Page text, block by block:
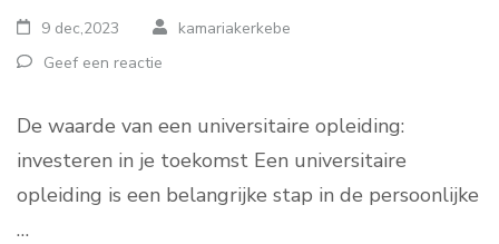
9 dec,2023
kamariakerkebe
Geef een reactie
De waarde van een universitaire opleiding:
investeren in je toekomst Een universitaire
opleiding is een belangrijke stap in de persoonlijke
…